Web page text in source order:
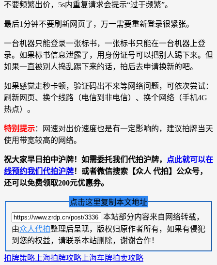
不要频繁出价，5s内重复请求会提示“过于频繁”。
最后1分钟不要刷新网页了，万一需要重新登录很紧张。
一台机器只能登录一张标书，一张标书只能在一台机器上登
录。如果标书信息泄露了，用身份证号可以把别人踢下来。但
如果一直被别人捣乱踢下来的话，拍后去申请换新的吧。
如果感觉走秒卡顿，验证码出不来等网络问题，可依次尝试：
刷新网页、换个线路（电信到非电信）、换个网络（手机4G
热点）。
特别提示：网速对出价速度也是有一定影响的，建议拍牌当天
使用带宽较高的网络。
祝大家早日拍中沪牌！如需委托我们代拍沪牌， 点此就可以在
线预约我们代拍沪牌！或者微信搜索【众人 代拍】公众号，
还可以免费领取200元优惠券。
点击这里复制本文地址
本站部分内容来自网络转载，
由众人代拍整理后呈现，版权归原作者所有，如果有侵犯
到您的权益，请联系本站删除，谢谢合作！
拍牌策略 上海拍牌攻略 上海车牌拍卖攻略